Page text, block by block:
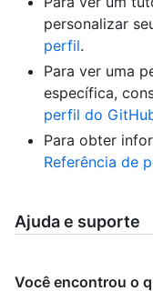
personalizar
perfil.
Para ver uma
específica,
perfil do
Para obter
Referência de
Ajuda e suporte
Você encontrou o